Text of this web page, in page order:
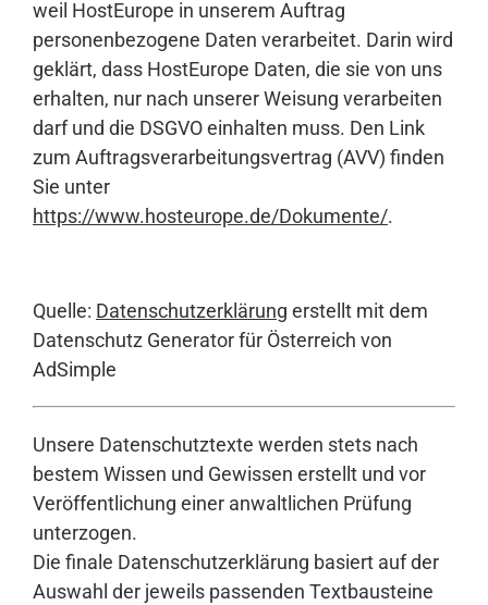
weil HostEurope in unserem Auftrag
personenbezogene Daten verarbeitet. Darin wird
geklärt, dass HostEurope Daten, die sie von uns
erhalten, nur nach unserer Weisung verarbeiten
darf und die DSGVO einhalten muss. Den Link
zum Auftragsverarbeitungsvertrag (AVV) finden
Sie unter
https://www.hosteurope.de/Dokumente/.
Quelle: Datenschutzerklärung erstellt mit dem
Datenschutz Generator für Österreich von
AdSimple
Unsere Datenschutztexte werden stets nach
bestem Wissen und Gewissen erstellt und vor
Veröffentlichung einer anwaltlichen Prüfung
unterzogen.
Die finale Datenschutzerklärung basiert auf der
Auswahl der jeweils passenden Textbausteine